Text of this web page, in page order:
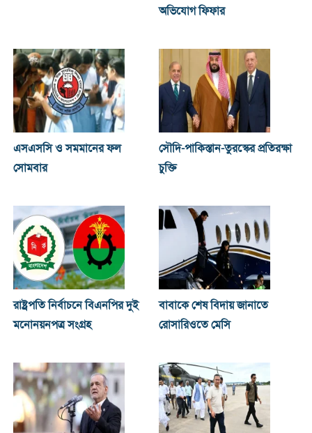
অভিযোগ ফিফার
এসএসসি ও সমমানের ফল
সোমবার
সৌদি-পাকিস্তান-তুরস্কের প্রতিরক্ষা
চুক্তি
রাষ্ট্রপতি নির্বাচনে বিএনপির দুই
মনোনয়নপত্র সংগ্রহ
বাবাকে শেষ বিদায় জানাতে
রোসারিওতে মেসি